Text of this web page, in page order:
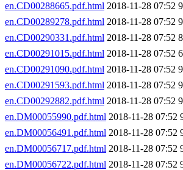
en.CD00288665.pdf.html 2018-11-28 07:52
en.CD00289278.pdf.html 2018-11-28 07:52
en.CD00290331.pdf.html 2018-11-28 07:52
en.CD00291015.pdf.html 2018-11-28 07:52
en.CD00291090.pdf.html 2018-11-28 07:52
en.CD00291593.pdf.html 2018-11-28 07:52
en.CD00292882.pdf.html 2018-11-28 07:52
en.DM00055990.pdf.html 2018-11-28 07:52
en.DM00056491.pdf.html 2018-11-28 07:52
en.DM00056717.pdf.html 2018-11-28 07:52
en.DM00056722.pdf.html 2018-11-28 07:52